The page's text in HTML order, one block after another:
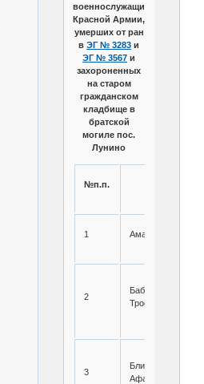
военнослужащих
Красной Армии,
умерших от ран
в ЭГ № 3283 и
ЭГ № 3567 и
захороненных
на старом
гражданском
кладбище в
братской
могиле пос.
Лунино
№п.п.
1 Аматов Садыкбай
2
Бабуркин Егор
Трофимович
3
Блинов Афанасий
Афанасьевич